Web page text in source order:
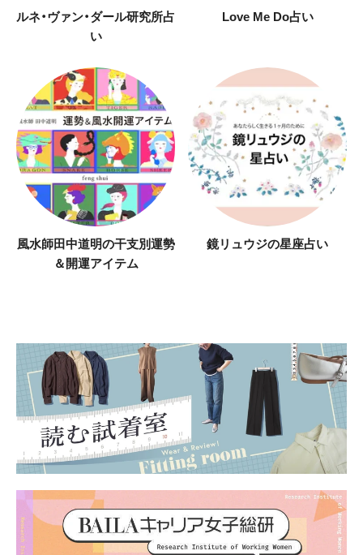
ルネ・ヴァン・ダール研究所占
い
Love Me Do占い
風水師田中道明の干支別運勢
＆開運アイテム
鏡リュウジの星座占い